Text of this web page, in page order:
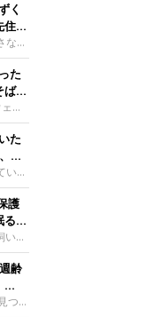
く
猫
な子
と
護
ダ
こ
。
雨に
花
テ
主
た
で
ー
迎え
せ
う
ゃ
の
月
れた
ち
ド
さ
た
筋
い
ら
ま
さな
ー
取
モ
一
護
姿
主
長
化
小
ちゃ
齢
ッ
つか